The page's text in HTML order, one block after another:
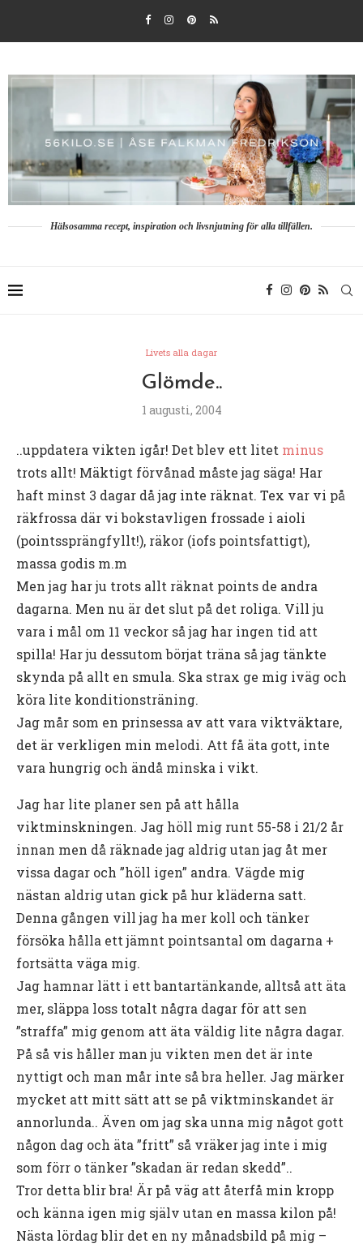
Hälsosamma recept, inspiration och livsnjutning för alla tillfällen.
Livets alla dagar
Glömde..
1 augusti, 2004
..uppdatera vikten igår! Det blev ett litet minus
trots allt! Mäktigt förvånad måste jag säga! Har
haft minst 3 dagar då jag inte räknat. Tex var vi på
räkfrossa där vi bokstavligen frossade i aioli
(pointssprängfyllt!), räkor (iofs pointsfattigt),
massa godis m.m
Men jag har ju trots allt räknat points de andra
dagarna. Men nu är det slut på det roliga. Vill ju
vara i mål om 11 veckor så jag har ingen tid att
spilla! Har ju dessutom börjat träna så jag tänkte
skynda på allt en smula. Ska strax ge mig iväg och
köra lite konditionsträning.
Jag mår som en prinsessa av att vara viktväktare,
det är verkligen min melodi. Att få äta gott, inte
vara hungrig och ändå minska i vikt.
Jag har lite planer sen på att hålla
viktminskningen. Jag höll mig runt 55-58 i 21/2 år
innan men då räknade jag aldrig utan jag åt mer
vissa dagar och ”höll igen” andra. Vägde mig
nästan aldrig utan gick på hur kläderna satt.
Denna gången vill jag ha mer koll och tänker
försöka hålla ett jämnt pointsantal om dagarna +
fortsätta väga mig.
Jag hamnar lätt i ett bantartänkande, alltså att äta
mer, släppa loss totalt några dagar för att sen
”straffa” mig genom att äta väldig lite några dagar.
På så vis håller man ju vikten men det är inte
nyttigt och man mår inte så bra heller. Jag märker
mycket att mitt sätt att se på viktminskandet är
annorlunda.. Även om jag ska unna mig något gott
någon dag och äta ”fritt” så vräker jag inte i mig
som förr o tänker ”skadan är redan skedd”..
Tror detta blir bra! Är på väg att återfå min kropp
och känna igen mig själv utan en massa kilon på!
Nästa lördag blir det en ny månadsbild på mig –